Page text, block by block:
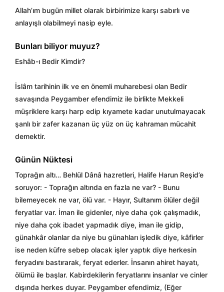
Allah’ım bugün millet olarak birbirimize karşı sabırlı ve
anlayışlı olabilmeyi nasip eyle.
Bunları biliyor muyuz?
Eshâb-ı Bedir Kimdir?
İslâm tarihinin ilk ve en önemli muharebesi olan Bedir
savaşında Peygamber efendimiz ile birlikte Mekkeli
müşriklere karşı harp edip kıyamete kadar unutulmayacak
şanlı bir zafer kazanan üç yüz on üç kahraman mücahit
demektir.
Günün Nüktesi
Toprağın altı… Behlül Dânâ hazretleri, Halife Harun Reşid’e
soruyor: - Toprağın altında en fazla ne var? - Bunu
bilemeyecek ne var, ölü var. - Hayır, Sultanım ölüler değil
feryatlar var. İman ile gidenler, niye daha çok çalışmadık,
niye daha çok ibadet yapmadık diye, iman ile gidip,
günahkâr olanlar da niye bu günahları işledik diye, kâfirler
ise neden küfre sebep olacak işler yaptık diye herkesin
feryadını bastırarak, feryat ederler. İnsanın ahiret hayatı,
ölümü ile başlar. Kabirdekilerin feryatlarını insanlar ve cinler
dışında herkes duyar. Peygamber efendimiz, (Eğer